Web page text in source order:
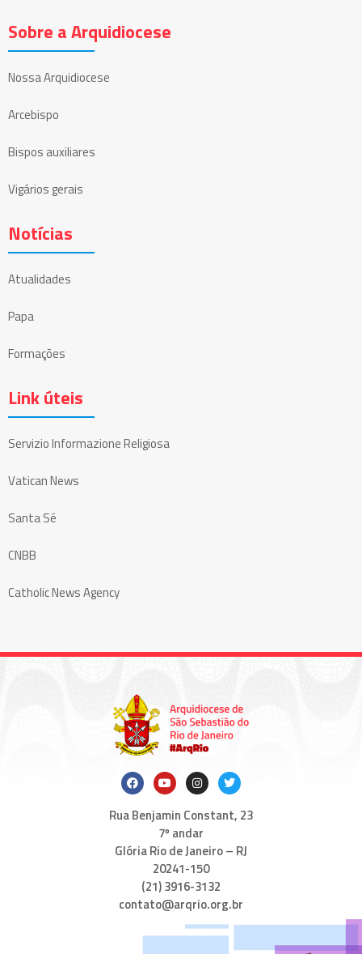
Sobre a Arquidiocese
Nossa Arquidiocese
Arcebispo
Bispos auxiliares
Vigários gerais
Notícias
Atualidades
Papa
Formações
Link úteis
Servizio Informazione Religiosa
Vatican News
Santa Sé
CNBB
Catholic News Agency
Rua Benjamin Constant, 23
7º andar
Glória Rio de Janeiro – RJ
20241-150
(21) 3916-3132
contato@arqrio.org.br